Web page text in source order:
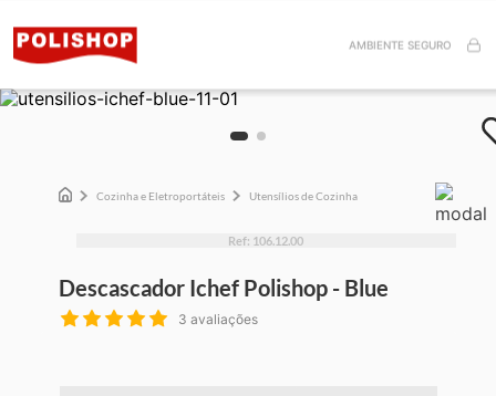
AMBIENTE SEGURO
Cozinha e Eletroportáteis Utensílios de Cozinha
Ref: 106.12.00
Descascador Ichef Polishop - Blue
3 avaliações